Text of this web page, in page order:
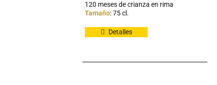
120 meses de crianza en rima
Tamaño: 75 cl.
Detalles